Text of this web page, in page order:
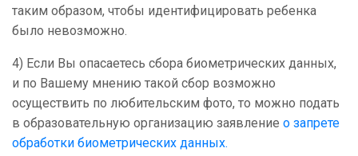
таким образом, чтобы идентифицировать ребенка
было невозможно.
4) Если Вы опасаетесь сбора биометрических данных,
и по Вашему мнению такой сбор возможно
осуществить по любительским фото, то можно подать
в образовательную организацию заявление о запрете
обработки биометрических данных.